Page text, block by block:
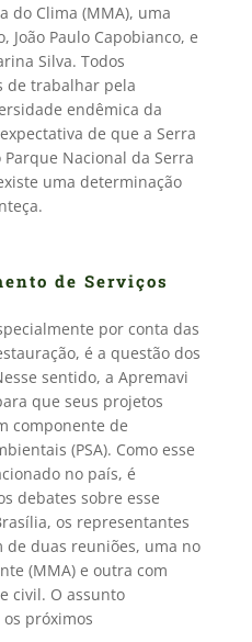
do Clima (MMA), uma
João Paulo Capobianco, e
Silva. Todos
de trabalhar pela
endêmica da
de que a Serra
Nacional da Serra
uma determinação
de Serviços
por conta das
é a questão dos
sentido, a Apremavi
que seus projetos
componente de
(PSA). Como esse
no país, é
debates sobre esse
os representantes
duas reuniões, uma no
(MMA) e outra com
civil. O assunto
próximos